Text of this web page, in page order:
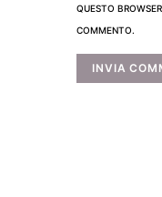
QUESTO
COMMENTO.